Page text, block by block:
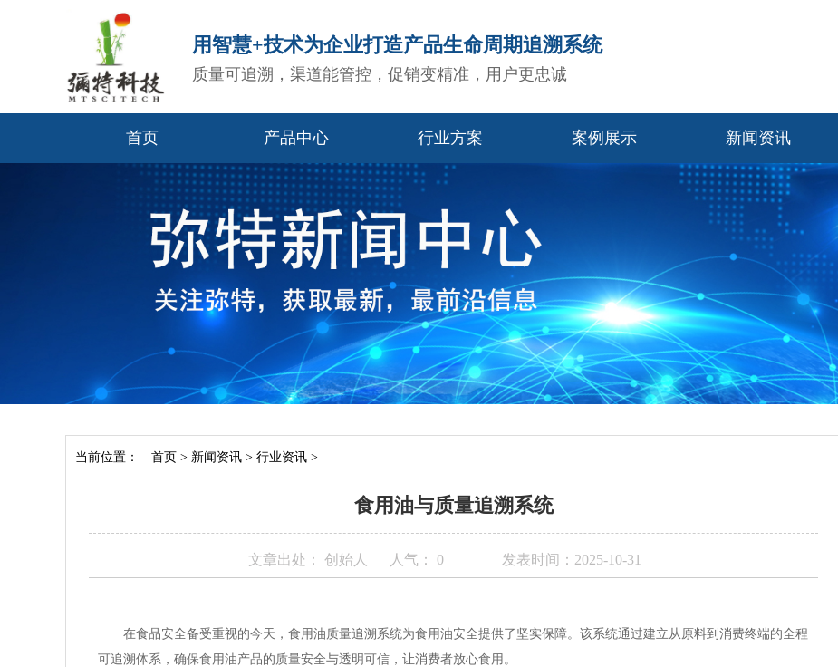
用智慧+技术为企业打造产品生命周期追溯系统
质量可追溯，渠道能管控，促销变精准，用户更忠诚
首页 产品中心 行业方案 案例展示 新闻资讯
当前位置： 首页 > 新闻资讯 > 行业资讯 >
食用油与质量追溯系统
文章出处： 创始人 人气： 0 发表时间：2025-10-31
在食品安全备受重视的今天，食用油质量追溯系统为食用油安全提供了坚实保障。该系统通过建立从原料到消费终端的全程
可追溯体系，确保食用油产品的质量安全与透明可信，让消费者放心食用。